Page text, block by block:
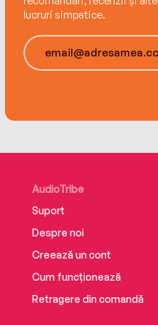
lucruri simpatice.
AudioTribe
Suport
Despre noi
Creează un cont
Cum funcționează
Retragere din comandă